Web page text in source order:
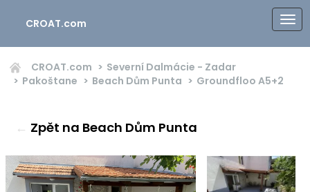
CROAT.com
CROAT.com
Severní Dalmácie - Zadar
Pakoštane
Beach Dům Punta Groundfloo A5+2
← Zpět na Beach Dům Punta